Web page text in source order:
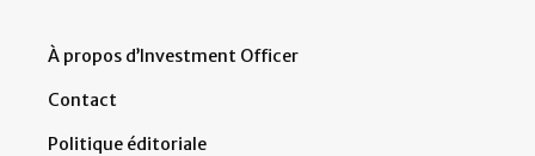
À propos d’Investment Officer
Contact
Politique éditoriale